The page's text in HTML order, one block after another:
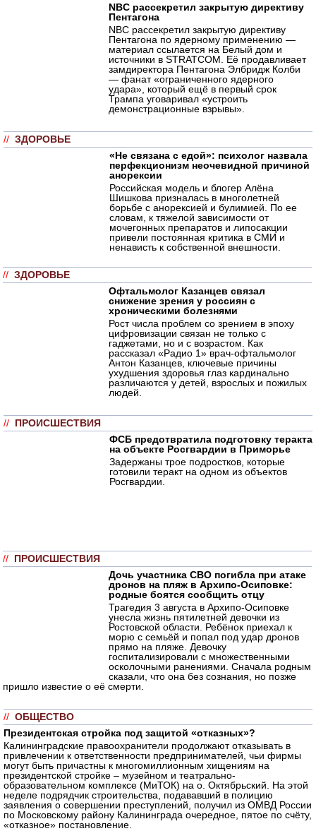
NBC рассекретил закрытую директиву
Пентагона
NBC рассекретил закрытую директиву
Пентагона по ядерному применению —
материал ссылается на Белый дом и
источники в STRATCOM. Её продавливает
замдиректора Пентагона Элбридж Колби
— фанат «ограниченного ядерного
удара», который ещё в первый срок
Трампа уговаривал «устроить
демонстрационные взрывы».
// ЗДОРОВЬЕ
«Не связана с едой»: психолог назвала
перфекционизм неочевидной причиной
анорексии
Российская модель и блогер Алёна
Шишкова призналась в многолетней
борьбе с анорексией и булимией. По ее
словам, к тяжелой зависимости от
мочегонных препаратов и липосакции
привели постоянная критика в СМИ и
ненависть к собственной внешности.
// ЗДОРОВЬЕ
Офтальмолог Казанцев связал
снижение зрения у россиян с
хроническими болезнями
Рост числа проблем со зрением в эпоху
цифровизации связан не только с
гаджетами, но и с возрастом. Как
рассказал «Радио 1» врач-офтальмолог
Антон Казанцев, ключевые причины
ухудшения здоровья глаз кардинально
различаются у детей, взрослых и пожилых
людей.
// ПРОИСШЕСТВИЯ
ФСБ предотвратила подготовку теракта
на объекте Росгвардии в Приморье
Задержаны трое подростков, которые
готовили теракт на одном из объектов
Росгвардии.
// ПРОИСШЕСТВИЯ
Дочь участника СВО погибла при атаке
дронов на пляж в Архипо-Осиповке:
родные боятся сообщить отцу
Трагедия 3 августа в Архипо-Осиповке
унесла жизнь пятилетней девочки из
Ростовской области. Ребёнок приехал к
морю с семьёй и попал под удар дронов
прямо на пляже. Девочку
госпитализировали с множественными
осколочными ранениями. Сначала родным
сказали, что она без сознания, но позже
пришло известие о её смерти.
// ОБЩЕСТВО
Президентская стройка под защитой «отказных»?
Калининградские правоохранители продолжают отказывать в
привлечении к ответственности предпринимателей, чьи фирмы
могут быть причастны к многомиллионным хищениям на
президентской стройке – музейном и театрально-
образовательном комплексе (МиТОК) на о. Октябрьский. На этой
неделе подрядчик строительства, подававший в полицию
заявления о совершении преступлений, получил из ОМВД России
по Московскому району Калининграда очередное, пятое по счёту,
«отказное» постановление.